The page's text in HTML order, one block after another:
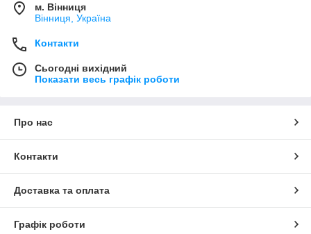
м. Вінниця
Вінниця, Україна
Контакти
Сьогодні вихідний
Показати весь графік роботи
Про нас
Контакти
Доставка та оплата
Графік роботи